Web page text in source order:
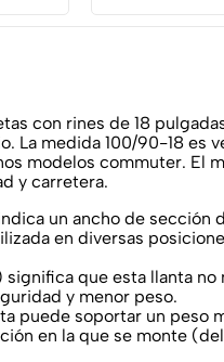
con rines de 18
La medida 100/90-18 es
modelos commuter. El
y carretera.
un ancho de sección
en diversas
significa que esta llanta
y menor peso.
puede soportar un peso
en la que se monte